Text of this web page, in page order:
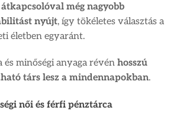
még nagyobb
nyújt, így tökéletes választás a
életben egyaránt.
és minőségi anyaga révén hosszú
társ lesz a mindennapokban.
női és férfi pénztárca